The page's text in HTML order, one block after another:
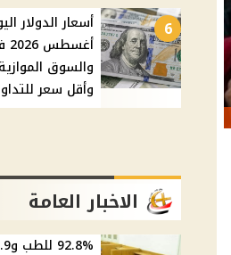
6
والسوق
وأقل سعر
الاخبار العامة